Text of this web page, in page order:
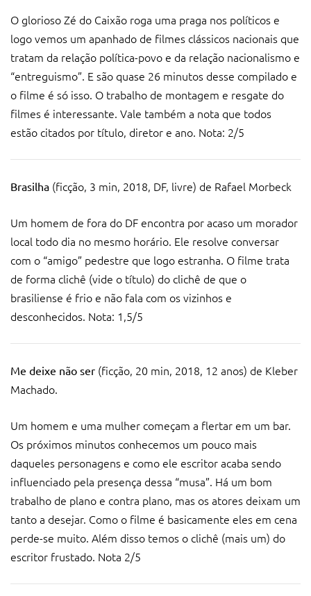
O glorioso Zé do Caixão roga uma praga nos políticos e
logo vemos um apanhado de filmes clássicos nacionais que
tratam da relação política-povo e da relação nacionalismo e
“entreguismo”. E são quase 26 minutos desse compilado e
o filme é só isso. O trabalho de montagem e resgate do
filmes é interessante. Vale também a nota que todos
estão citados por título, diretor e ano. Nota: 2/5
Brasilha (ficção, 3 min, 2018, DF, livre) de Rafael Morbeck
Um homem de fora do DF encontra por acaso um morador
local todo dia no mesmo horário. Ele resolve conversar
com o “amigo” pedestre que logo estranha. O filme trata
de forma clichê (vide o título) do clichê de que o
brasiliense é frio e não fala com os vizinhos e
desconhecidos. Nota: 1,5/5
Me deixe não ser (ficção, 20 min, 2018, 12 anos) de Kleber
Machado.
Um homem e uma mulher começam a flertar em um bar.
Os próximos minutos conhecemos um pouco mais
daqueles personagens e como ele escritor acaba sendo
influenciado pela presença dessa “musa”. Há um bom
trabalho de plano e contra plano, mas os atores deixam um
tanto a desejar. Como o filme é basicamente eles em cena
perde-se muito. Além disso temos o clichê (mais um) do
escritor frustado. Nota 2/5